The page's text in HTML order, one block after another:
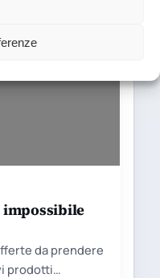
impossibile
da prendere
prodotti